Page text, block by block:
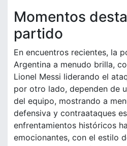
Momentos
partido
En encuentros recientes, la
Argentina a menudo brilla,
Lionel Messi liderando el
por otro lado, dependen de
del equipo, mostrando a
defensiva y contraataques
enfrentamientos históricos
emocionantes, con el estilo